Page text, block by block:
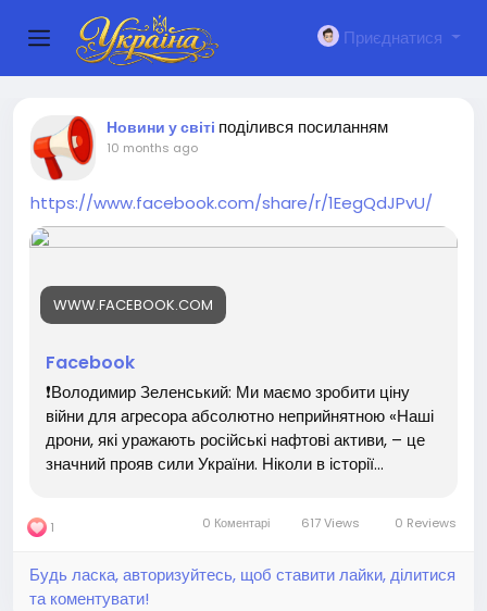
Приєднатися
Новини у світі поділився посиланням
10 months ago
https://www.facebook.com/share/r/1EegQdJPvU/
WWW.FACEBOOK.COM
Facebook
❗️Володимир Зеленський: Ми маємо зробити ціну
війни для агресора абсолютно неприйнятною «Наші
дрони, які уражають російські нафтові активи, – це
значний прояв сили України. Ніколи в історії...
1 0 Коментарі 617 Views 0 Reviews
Будь ласка, авторизуйтесь, щоб ставити лайки, ділитися
та коментувати!